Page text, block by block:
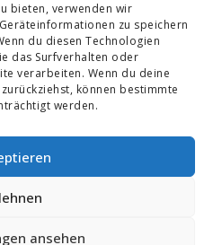
bieten, verwenden wir
zu speichern
du diesen Technologien
das Surfverhalten oder
verarbeiten. Wenn du deine
können bestimmte
werden.
ansehen